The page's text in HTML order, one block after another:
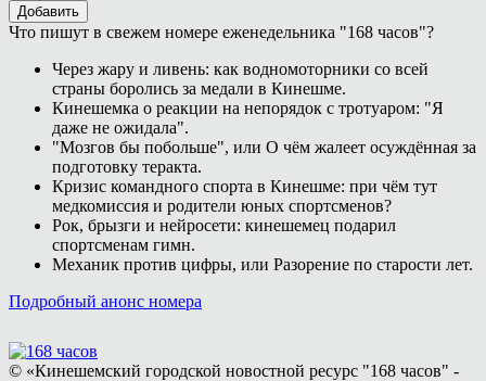
Добавить
Что пишут в свежем номере еженедельника "168 часов"?
Через жару и ливень: как водномоторники со всей
страны боролись за медали в Кинешме.
Кинешемка о реакции на непорядок с тротуаром: "Я
даже не ожидала".
"Мозгов бы побольше", или О чём жалеет осуждённая за
подготовку теракта.
Кризис командного спорта в Кинешме: при чём тут
медкомиссия и родители юных спортсменов?
Рок, брызги и нейросети: кинешемец подарил
спортсменам гимн.
Механик против цифры, или Разорение по старости лет.
Подробный анонс номера
© «Кинешемский городской новостной ресурс "168 часов" -